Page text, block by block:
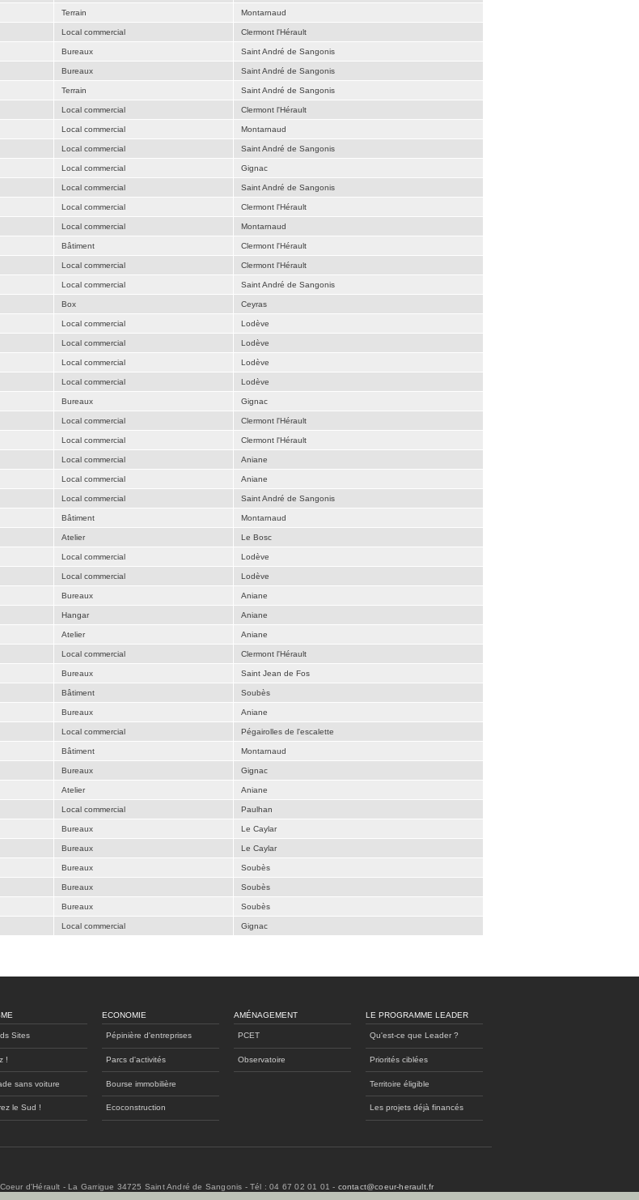
Terrain Montarnaud
Local commercial Clermont l'Hérault
Bureaux Saint André de Sangonis
Bureaux Saint André de Sangonis
Terrain Saint André de Sangonis
Local commercial Clermont l'Hérault
Local commercial Montarnaud
Local commercial Saint André de Sangonis
Local commercial Gignac
Local commercial Saint André de Sangonis
Local commercial Clermont l'Hérault
Local commercial Montarnaud
Bâtiment Clermont l'Hérault
Local commercial Clermont l'Hérault
Local commercial Saint André de Sangonis
Box Ceyras
Local commercial Lodève
Local commercial Lodève
Local commercial Lodève
Local commercial Lodève
Bureaux Gignac
Local commercial Clermont l'Hérault
Local commercial Clermont l'Hérault
Local commercial Aniane
Local commercial Aniane
Local commercial Saint André de Sangonis
Bâtiment Montarnaud
Atelier Le Bosc
Local commercial Lodève
Local commercial Lodève
Bureaux Aniane
Hangar Aniane
Atelier Aniane
Local commercial Clermont l'Hérault
Bureaux Saint Jean de Fos
Bâtiment Soubès
Bureaux Aniane
Local commercial Pégairolles de l'escalette
Bâtiment Montarnaud
Bureaux Gignac
Atelier Aniane
Local commercial Paulhan
Bureaux Le Caylar
Bureaux Le Caylar
Bureaux Soubès
Bureaux Soubès
Bureaux Soubès
Local commercial Gignac
Sites
!
sans voiture
le Sud !
ECONOMIE
Pépinière d'entreprises
Parcs d'activités
Bourse immobilière
Ecoconstruction
AMÉNAGEMENT
PCET
Observatoire
LE PROGRAMME LEADER
Qu'est-ce que Leader ?
Priorités ciblées
Territoire éligible
Les projets déjà financés
d'Hérault - La Garrigue 34725 Saint André de Sangonis - Tél : 04 67 02 01 01 - contact@coeur-herault.fr